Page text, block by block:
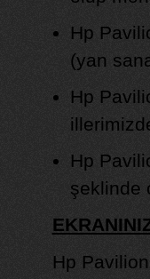
Hp
(yan
Hp
Hp
şeklinde
Hp